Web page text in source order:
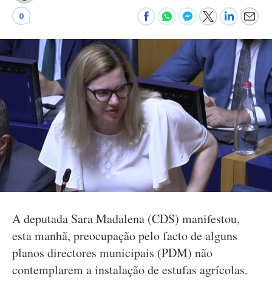
0
A deputada Sara Madalena (CDS) manifestou,
esta manhã, preocupação pelo facto de alguns
planos directores municipais (PDM) não
contemplarem a instalação de estufas agrícolas.